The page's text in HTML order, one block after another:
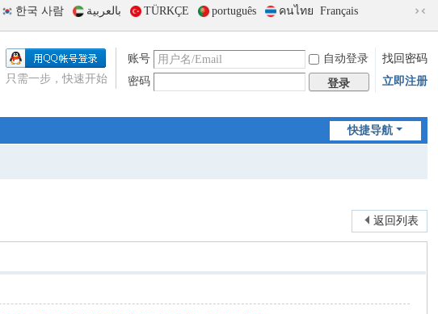
한국 사람 بالعربية TÜRKÇE português คนไทย Français
到
版
账号 自动登录
找回密码
密码
登录 立即注册
只需一步，快速开始
快捷导航
返回列表